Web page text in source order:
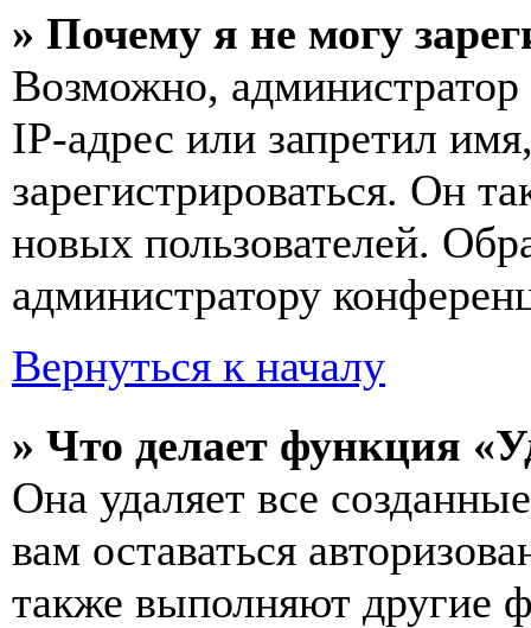
» Почему я не могу
Возможно,
IP-адрес или запретил
зарегистрироваться. Он
новых пользователей.
администратору
Вернуться к началу
» Что делает функция
Она удаляет все
вам оставаться
также выполняют другие